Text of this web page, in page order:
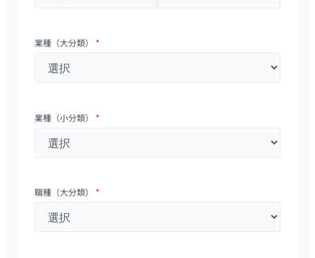
業種（大分類） *
業種（小分類） *
職種（大分類） *